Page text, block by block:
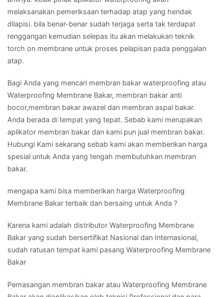
melaksanakan pemeriksaan terhadap atap yang hendak
dilapisi. bila benar-benar sudah terjaga serta tak terdapat
renggangan kemudian selepas itu akan melakukan teknik
torch on membrane untuk proses pelapisan pada penggalan
atap.
Bagi Anda yang mencari membran bakar waterproofing atau
Waterproofing Membrane Bakar, membran bakar anti
bocor,membran bakar awazel dan membran aspal bakar.
Anda berada di tempat yang tepat. Sebab kami merupakan
aplikator membran bakar dan kami pun jual membran bakar.
Hubungi Kami sekarang sebab kami akan memberikan harga
spesial untuk Anda yang tengah membutuhkan membran
bakar.
mengapa kami bisa memberikan harga Waterproofing
Membrane Bakar terbaik dan bersaing untuk Anda ?
Karena kami adalah distributor Waterproofing Membrane
Bakar yang sudah bersertifikat Nasional dan Internasional,
sudah ratusan tempat kami pasang Waterproofing Membrane
Bakar
Pemasangan membran bakar atau Waterproofing Membrane